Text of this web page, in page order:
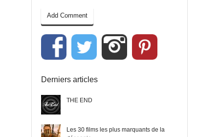
Derniers articles
THE END
Les 30 films les plus marquants de la